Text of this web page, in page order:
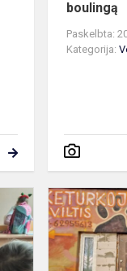
boulingą
Paskelbta:
Kategorija:
Kalėdinės
pradinukų
dirbtuvėlės